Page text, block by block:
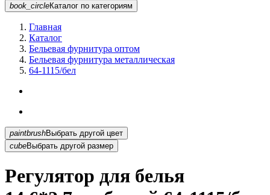
book_circleКаталог по категориям
Главная
Каталог
Бельевая фурнитура оптом
Бельевая фурнитура металлическая
64-1115/бел
paintbrush
Выбрать другой цвет
cubeВыбрать другой размер
Регулятор для белья